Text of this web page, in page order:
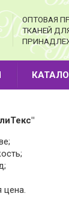
ОПТОВАЯ
ТКАНЕЙ
цена.